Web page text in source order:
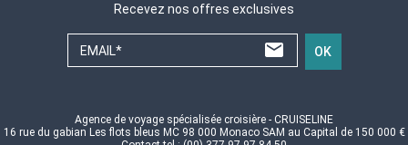
Recevez nos offres exclusives
EMAIL* OK
Agence de voyage spécialisée croisière - CRUISELINE
16 rue du gabian Les flots bleus MC 98 000 Monaco SAM au Capital de 150 000 €